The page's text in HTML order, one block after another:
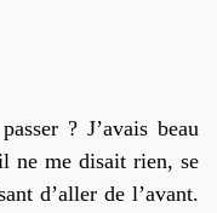
? J’avais beau
ne me disait rien, se
d’aller de l’avant.